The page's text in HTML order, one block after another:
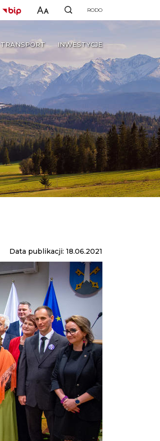
RODO
TRANSPORT INWESTYCJE
Data publikacji: 18.06.2021